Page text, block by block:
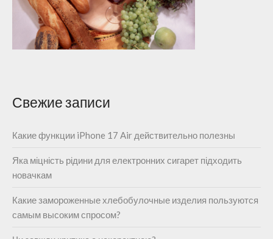
Свежие записи
Какие функции iPhone 17 Air действительно полезны
Яка міцність рідини для електронних сигарет підходить
новачкам
Какие замороженные хлебобулочные изделия пользуются
самым высоким спросом?